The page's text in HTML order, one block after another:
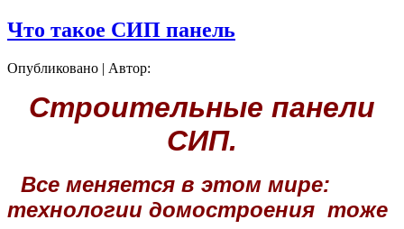
Что такое СИП панель
Опубликовано | Автор:
Строительные панели
СИП.
Все меняется в этом мире:
технологии домостроения тоже